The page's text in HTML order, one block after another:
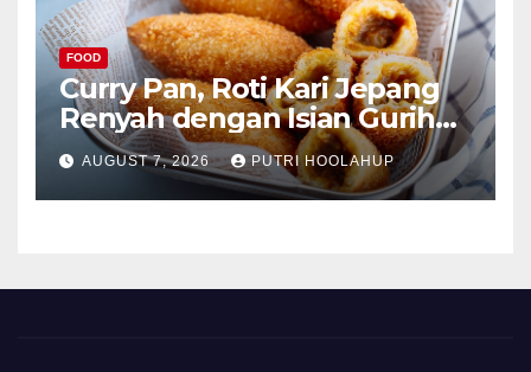
FOOD
Curry Pan, Roti Kari Jepang
Renyah dengan Isian Gurih
Menggoda
AUGUST 7, 2026 PUTRI HOOLAHUP